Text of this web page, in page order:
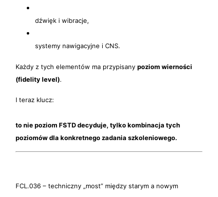
dźwięk i wibracje,
systemy nawigacyjne i CNS.
Każdy z tych elementów ma przypisany poziom wierności
(fidelity level).
I teraz klucz:
to nie poziom FSTD decyduje, tylko kombinacja tych
poziomów dla konkretnego zadania szkoleniowego.
FCL.036 – techniczny „most” między starym a nowym